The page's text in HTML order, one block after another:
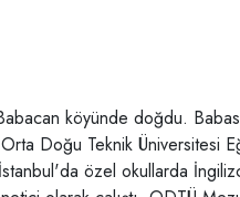
köyünde doğdu.
Doğu Teknik Üniversitesi
özel okullarda